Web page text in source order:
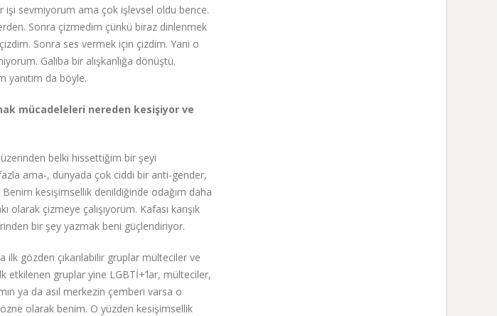
işi sevmiyorum ama çok işlevsel oldu bence.
Sonra çizmedim çünkü biraz dinlenmek
Sonra ses vermek için çizdim. Yani o
Galiba bir alışkanlığa dönüştü.
da böyle.
mücadeleleri nereden kesişiyor ve
belki hissettiğim bir şeyi
ama-, dünyada çok ciddi bir anti-gender,
kesişimsellik denildiğinde odağım daha
çizmeye çalışıyorum. Kafası karışık
bir şey yazmak beni güçlendiriyor.
gözden çıkarılabilir gruplar mülteciler ve
etkilenen gruplar yine LGBTİ+’lar, mülteciler,
ya da asıl merkezin çemberi varsa o
olarak benim. O yüzden kesişimsellik